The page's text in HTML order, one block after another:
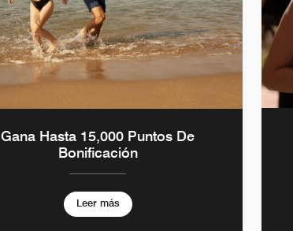
Gana Hasta 15,000 Puntos De
Bonificación
Leer más